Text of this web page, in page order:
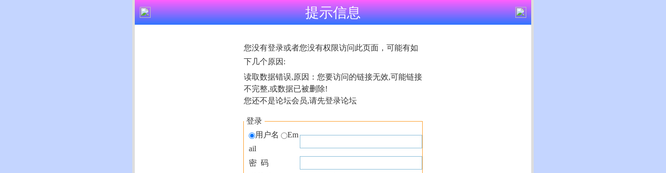
提示信息
您没有登录或者您没有权限访问此页面，可能有如
下几个原因:
读取数据错误,原因：您要访问的链接无效,可能链接
不完整,或数据已被删除!
您还不是论坛会员,请先登录论坛
登录
用户名
Em
ail
密 码